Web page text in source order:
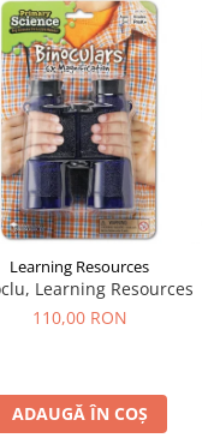
Learning Resources
Learning Resources
110,00 RON
ADAUGĂ ÎN COȘ